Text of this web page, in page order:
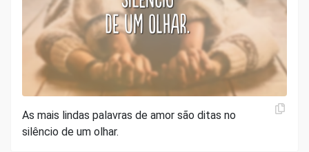
As mais lindas palavras de amor são ditas no
silêncio de um olhar.